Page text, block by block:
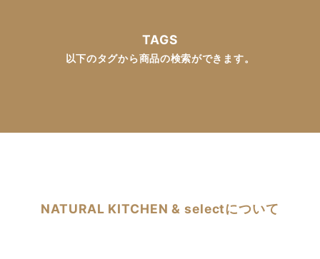
TAGS
以下のタグから商品の検索ができます。
NATURAL KITCHEN & selectについて